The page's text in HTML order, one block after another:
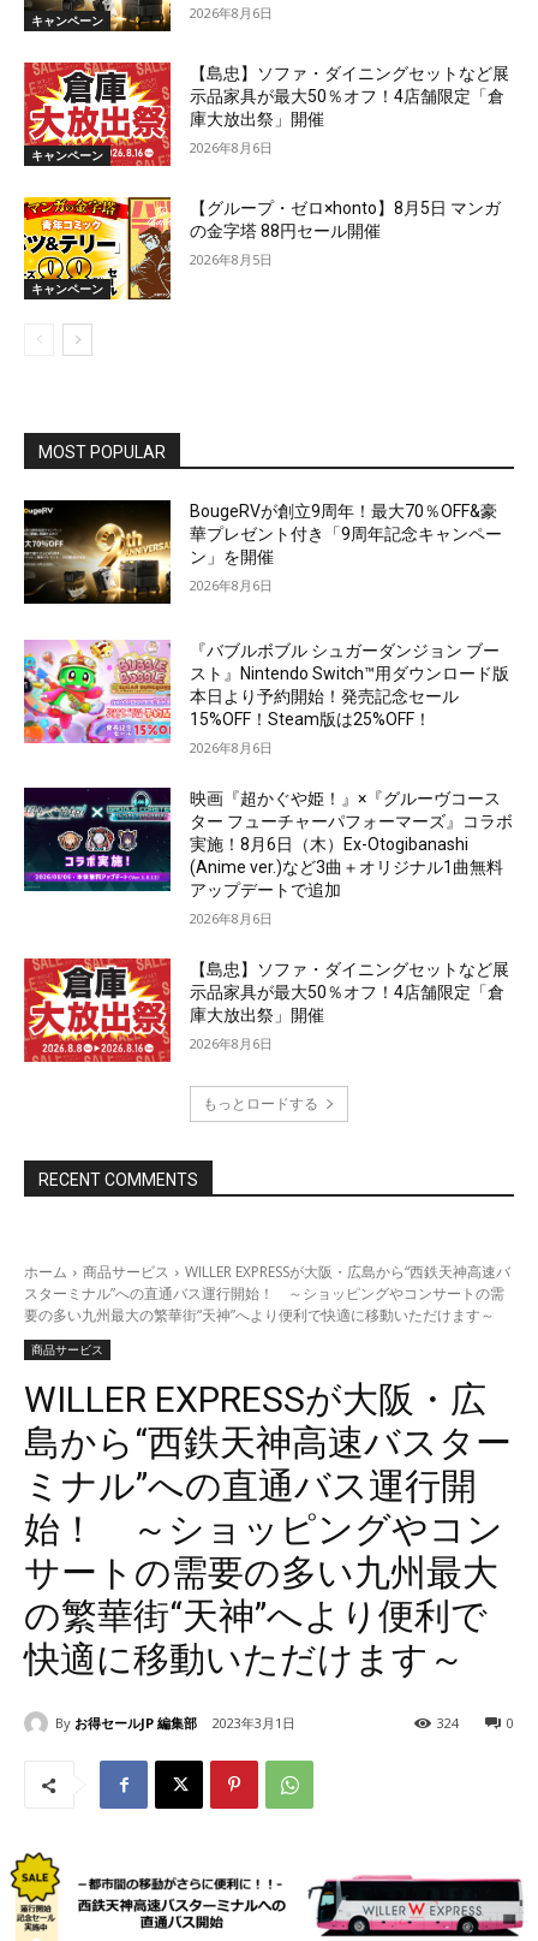
キャンペーン 2026年8月6日
キャンペーン
【島忠】ソファ・ダイニングセットなど展
示品家具が最大50％オフ！4店舗限定「倉
庫大放出祭」開催
2026年8月6日
キャンペーン
【グループ・ゼロ×honto】8月5日 マンガ
の金字塔 88円セール開催
2026年8月5日
MOST POPULAR
BougeRVが創立9周年！最大70％OFF&豪
華プレゼント付き「9周年記念キャンペー
ン」を開催
2026年8月6日
『バブルボブル シュガーダンジョン ブー
スト』Nintendo Switch™用ダウンロード版
本日より予約開始！発売記念セール
15%OFF！Steam版は25%OFF！
2026年8月6日
映画『超かぐや姫！』×『グルーヴコース
ター フューチャーパフォーマーズ』コラボ
実施！8月6日（木）Ex-Otogibanashi
(Anime ver.)など3曲＋オリジナル1曲無料
アップデートで追加
2026年8月6日
【島忠】ソファ・ダイニングセットなど展
示品家具が最大50％オフ！4店舗限定「倉
庫大放出祭」開催
2026年8月6日
もっとロードする
RECENT COMMENTS